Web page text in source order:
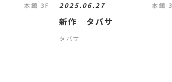
本館 3F 2025.06.27 本館
新作 タバサ
タバサ